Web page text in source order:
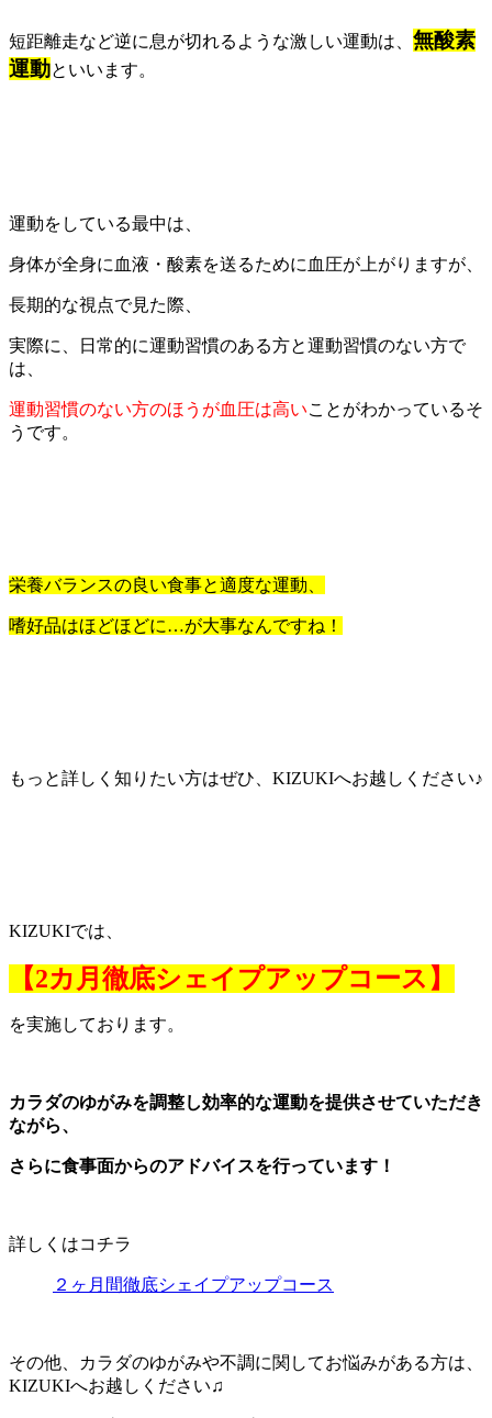
短距離走など逆に息が切れるような激しい運動は、 無酸素
運動といいます。
運動をしている最中は、
身体が全身に血液・酸素を送るために血圧が上がりますが、
長期的な視点で見た際、
実際に、日常的に運動習慣のある方と運動習慣のない方で
は、
運動習慣のない方のほうが血圧は高いことがわかっているそ
うです。
栄養バランスの良い食事と適度な運動、
嗜好品はほどほどに…が大事なんですね！
もっと詳しく知りたい方はぜひ、 KIZUKIへお越しください♪
KIZUKIでは、
【2カ月徹底シェイプアップコース】
を実施しております。
カラダのゆがみを調整し効率的な運動を提供させていただき
ながら、
さらに食事面からのアドバイスを行っています！
詳しくはコチラ
２ヶ月間徹底シェイプアップコース
その他、カラダのゆがみや不調に関してお悩みがある方は、
KIZUKIへお越しください♫